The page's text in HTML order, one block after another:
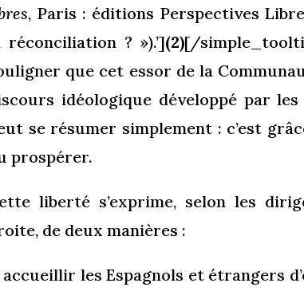
, Paris : éditions Perspectives
réconciliation ? »).’](2)[/
que cet essor de la
idéologique développé par
se résumer simplement : c’est
prospérer.
liberté s’exprime, selon les
de deux manières :
accueillir les Espagnols et étrangers